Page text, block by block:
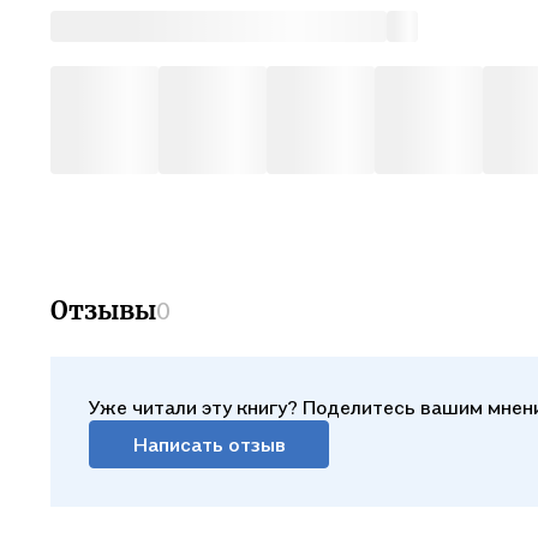
Отзывы0
Уже читали эту книгу? Поделитесь вашим
Написать отзыв